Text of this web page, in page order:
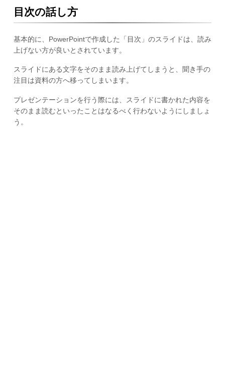
目次の話し方
基本的に、PowerPointで作成した「目次」のスライドは、読み
上げない方が良いとされています。
スライドにある文字をそのまま読み上げてしまうと、聞き手の
注目は資料の方へ移ってしまいます。
プレゼンテーションを行う際には、スライドに書かれた内容を
そのまま読むといったことはなるべく行わないようにしましょ
う。